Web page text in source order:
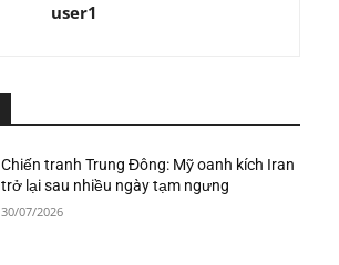
user1
Chiến tranh Trung Đông: Mỹ oanh kích Iran
trở lại sau nhiều ngày tạm ngưng
30/07/2026